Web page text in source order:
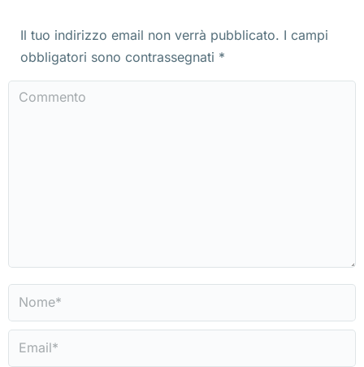
Il tuo indirizzo email non verrà pubblicato. I campi
obbligatori sono contrassegnati *
Commento
Nome *
Email *